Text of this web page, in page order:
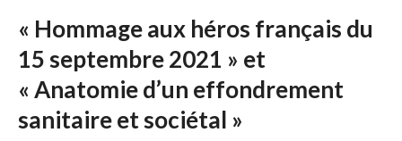
« Hommage aux héros français du
15 septembre 2021 » et
« Anatomie d’un effondrement
sanitaire et sociétal »